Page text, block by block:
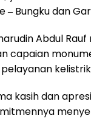
Bungku dan
Abdul
capaian
kasih dan